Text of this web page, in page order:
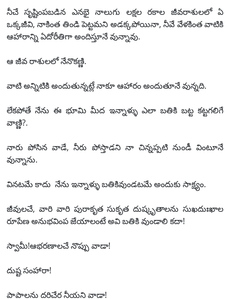
నీచే సృష్టింపబడిన ఎనభై నాలుగు లక్షల రకాల జీవరాశులలో ఏ
ఒక్కజీవి, నాకింత తిండి పెట్టమని అడక్కపోయినా, నీవే వేళకింత వాటికి
ఆహారాన్ని ఏదోరీతిగా అందిస్తూనే వున్నావు.
ఆ జీవ రాశులలో నేనొకణ్ణి.
వాటి అన్నిటికి అందుతున్నట్లే నాకూ ఆహారం అందుతూనే వున్నది.
లేకపోతే నేను ఈ భూమి మీద ఇన్నాళ్ళు ఎలా బతికి బట్ట కట్టగలిగే
వాణ్ణి?.
నారు పోసిన వాడే, నీరు పోస్తాడని నా చిన్నప్పటి నుండీ వింటూనే
వున్నాను.
వినటమే కాదు నేను ఇన్నాళ్ళు బతికివుండటమే అందుకు సాక్ష్యం.
జీవులచే, వారి వారి పురాకృత సుకృత దుష్కృతాలను సుఖదుఃఖాల
రూపేణ అనుభవింప జేయాలంటే అవి బతికి వుండాలి కదా!
స్వామీ!ఆభరణాలచే నొప్పు వాడా!
దుష్ట సంహారా!
పాపాలను దరిచేర నీయని వాడా!